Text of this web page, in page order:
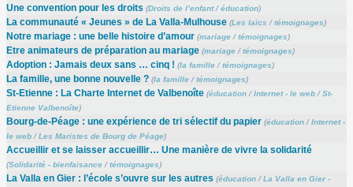
Une convention pour les droits (Droits de l’enfant/éducation)
La communauté « Jeunes » de La Valla-Mulhouse (Les laïcs /témoignages)
Notre mariage : une belle histoire d’amour (mariage/témoignages)
Etre animateurs de préparation au mariage (mariage/témoignages)
Adoption : Jamais deux sans … cinq ! (la famille/témoignages)
La famille, une bonne nouvelle ? (la famille/témoignages)
St-Etienne : La Charte Internet de Valbenoîte (éducation/Internet - le web/St-
Etienne Valbenoîte)
Bourg-de-Péage : une expérience de tri sélectif du papier (éducation/Internet -
le web/Les Maristes de Bourg de Péage)
Accueillir et se laisser accueillir… Une manière de vivre la solidarité
(Solidarité - bienfaisance/témoignages)
La Valla en Gier : l’école s’ouvre sur les autres (éducation/La Valla en Gier -